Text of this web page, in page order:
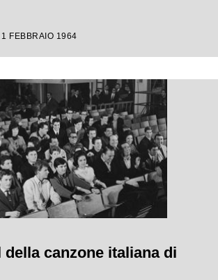
FEBBRAIO 1964
della canzone italiana di